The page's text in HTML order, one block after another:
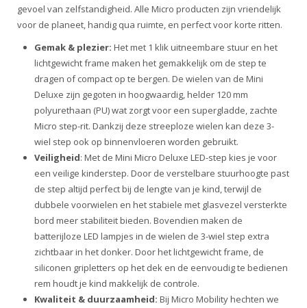
gevoel van zelfstandigheid. Alle Micro producten zijn vriendelijk
voor de planeet, handig qua ruimte, en perfect voor korte ritten.
Gemak & plezier: Het met 1 klik uitneembare stuur en het
lichtgewicht frame maken het gemakkelijk om de step te
dragen of compact op te bergen. De wielen van de Mini
Deluxe zijn gegoten in hoogwaardig, helder 120 mm
polyurethaan (PU) wat zorgt voor een supergladde, zachte
Micro step-rit. Dankzij deze streeploze wielen kan deze 3-
wiel step ook op binnenvloeren worden gebruikt.
Veiligheid: Met de Mini Micro Deluxe LED-step kies je voor
een veilige kinderstep. Door de verstelbare stuurhoogte past
de step altijd perfect bij de lengte van je kind, terwijl de
dubbele voorwielen en het stabiele met glasvezel versterkte
bord meer stabiliteit bieden. Bovendien maken de
batterijloze LED lampjes in de wielen de 3-wiel step extra
zichtbaar in het donker. Door het lichtgewicht frame, de
siliconen gripletters op het dek en de eenvoudig te bedienen
rem houdt je kind makkelijk de controle.
Kwaliteit & duurzaamheid: Bij Micro Mobility hechten we